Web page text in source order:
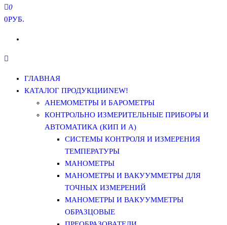
0
0РУБ.
ГЛАВНАЯ
КАТАЛОГ ПРОДУКЦИИNEW!
АНЕМОМЕТРЫ И БАРОМЕТРЫ
КОНТРОЛЬНО ИЗМЕРИТЕЛЬНЫЕ ПРИБОРЫ И
АВТОМАТИКА (КИП И А)
СИСТЕМЫ КОНТРОЛЯ И ИЗМЕРЕНИЯ
ТЕМПЕРАТУРЫ
МАНОМЕТРЫ
МАНОМЕТРЫ И ВАКУУММЕТРЫ ДЛЯ
ТОЧНЫХ ИЗМЕРЕНИЙ
МАНОМЕТРЫ И ВАКУУММЕТРЫ
ОБРАЗЦОВЫЕ